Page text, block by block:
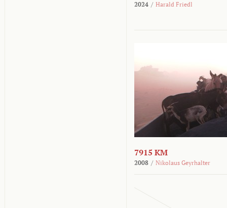
2024 / Harald Friedl
7915 KM
2008 / Nikolaus Geyrhalter